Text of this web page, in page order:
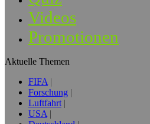
Videos
Promotionen
Aktuelle Themen
FIFA
Forschung
Luftfahrt
USA